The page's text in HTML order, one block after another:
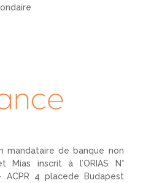
mandataire de banque non
Mias inscrit à l’ORIAS N°
ACPR 4 placede Budapest